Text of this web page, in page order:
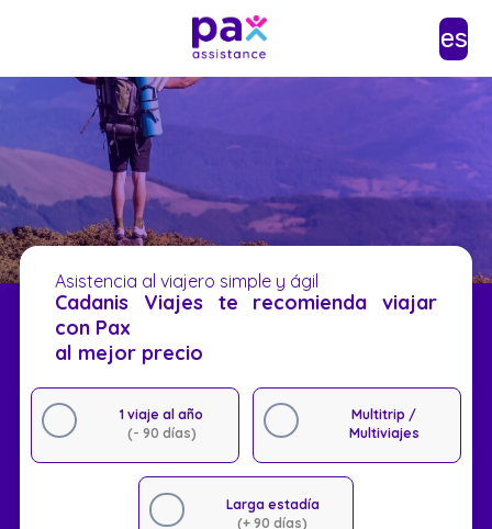
es
Asistencia al viajero simple y ágil
Cadanis Viajes te recomienda viajar
con Pax
al mejor precio
1 viaje al año
(- 90 días)
Multitrip /
Multiviajes
Larga estadía
(+ 90 días)